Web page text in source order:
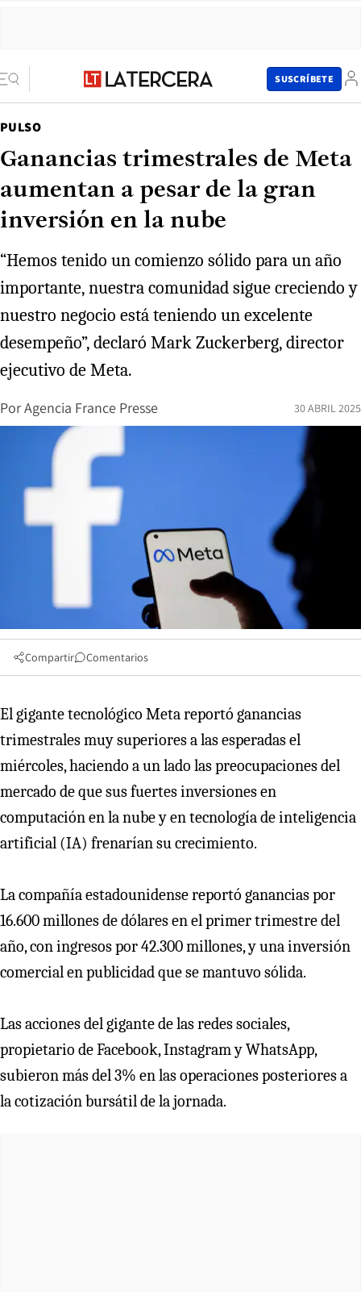
SUSCRÍBETE
PULSO
Ganancias trimestrales de Meta
aumentan a pesar de la gran
inversión en la nube
“Hemos tenido un comienzo sólido para un año
importante, nuestra comunidad sigue creciendo y
nuestro negocio está teniendo un excelente
desempeño”, declaró Mark Zuckerberg, director
ejecutivo de Meta.
PorAgencia France Presse 30 ABRIL 2025
Compartir Comentarios
El gigante tecnológico Meta reportó ganancias
trimestrales muy superiores a las esperadas el
miércoles, haciendo a un lado las preocupaciones del
mercado de que sus fuertes inversiones en
computación en la nube y en tecnología de inteligencia
artificial (IA) frenarían su crecimiento.
La compañía estadounidense reportó ganancias por
16.600 millones de dólares en el primer trimestre del
año, con ingresos por 42.300 millones, y una inversión
comercial en publicidad que se mantuvo sólida.
Las acciones del gigante de las redes sociales,
propietario de Facebook, Instagram y WhatsApp,
subieron más del 3% en las operaciones posteriores a
la cotización bursátil de la jornada.